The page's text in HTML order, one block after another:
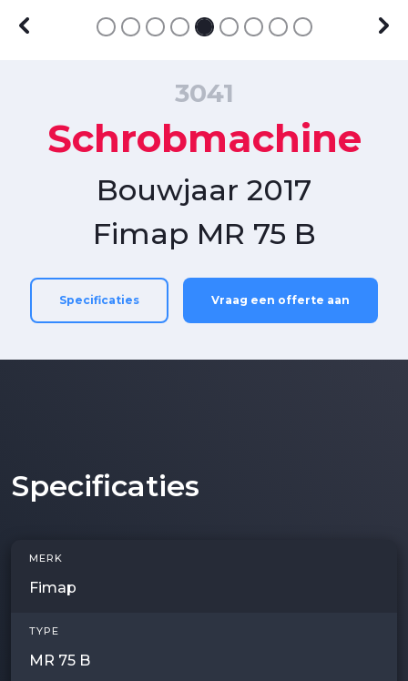
3041
Schrobmachine
Bouwjaar 2017
Fimap MR 75 B
Specificaties Vraag een offerte aan
Specificaties
MERK
Fimap
TYPE
MR 75 B